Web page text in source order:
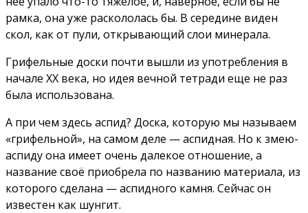
рамка, она уже раскололась бы. В середине виден
скол, как от пули, открывающий слои минерала.
Грифельные доски почти вышли из употребления в
начале ХХ века, но идея вечной тетради еще не раз
была использована.
А при чем здесь аспид? Доска, которую мы называем
«грифельной», на самом деле — аспидная. Но к змею-
аспиду она имеет очень далекое отношение, а
название своё приобрела по названию материала, из
которого сделана — аспидного камня. Сейчас он
известен как шунгит.